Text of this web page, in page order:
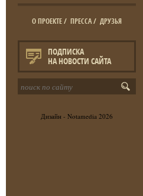
О ПРОЕКТЕ/ ПРЕССА/ ДРУЗЬЯ
ПОДПИСКА
НА НОВОСТИ САЙТА
Дизайн - Notamedia 2026